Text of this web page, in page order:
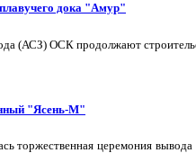
дока "Амур"
(АСЗ) ОСК продолжают
"Ясень-М"
торжественная церемония